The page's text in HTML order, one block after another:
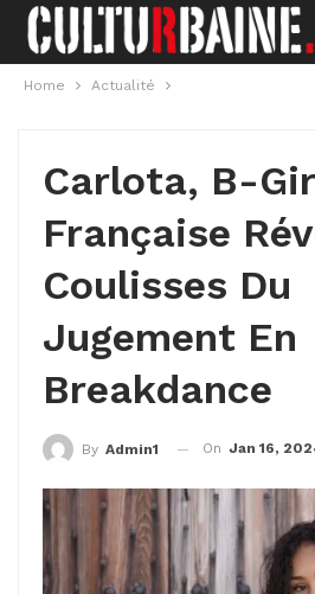
Home Actualité
Carlota, B-
Française
Coulisses Du
Jugement En
Breakdance
By Admin1 On Jan 16,